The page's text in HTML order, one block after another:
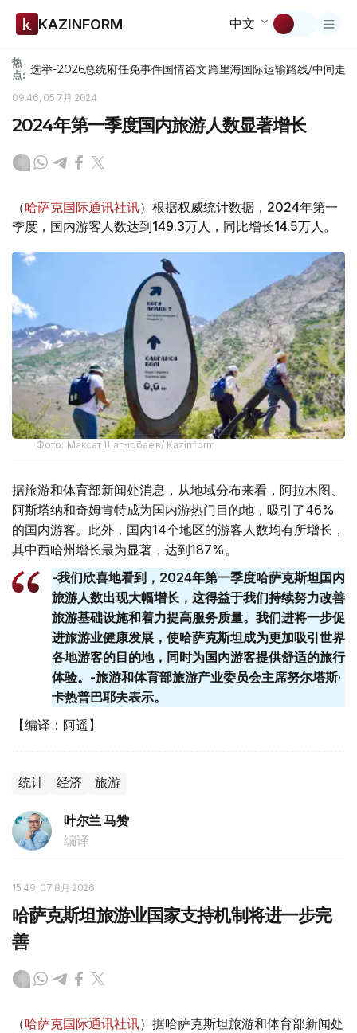
KAZINFORM 中文
热
点: 选举-2026总统府任免事件国情咨文跨里海国际运输路线/中间走廊
09:46, 05 7月 2024
2024年第一季度国内旅游人数显著增长
（哈萨克国际通讯社讯）根据权威统计数据，2024年第一
季度，国内游客人数达到149.3万人，同比增长14.5万人。
Фото: Максат Шагырбаев/ Kazinform
据旅游和体育部新闻处消息，从地域分布来看，阿拉木图、
阿斯塔纳和奇姆肯特成为国内游热门目的地，吸引了46%
的国内游客。此外，国内14个地区的游客人数均有所增长，
其中西哈州增长最为显著，达到187%。
-我们欣喜地看到，2024年第一季度哈萨克斯坦国内
旅游人数出现大幅增长，这得益于我们持续努力改善
旅游基础设施和着力提高服务质量。我们进将一步促
进旅游业健康发展，使哈萨克斯坦成为更加吸引世界
各地游客的目的地，同时为国内游客提供舒适的旅行
体验。-旅游和体育部旅游产业委员会主席努尔塔斯·
卡热普巴耶夫表示。
【编译：阿遥】
统计 经济 旅游
叶尔兰 马赞
编译
15:49, 07 8月 2026
哈萨克斯坦旅游业国家支持机制将进一步完
善
（哈萨克国际通讯社讯）据哈萨克斯坦旅游和体育部新闻处